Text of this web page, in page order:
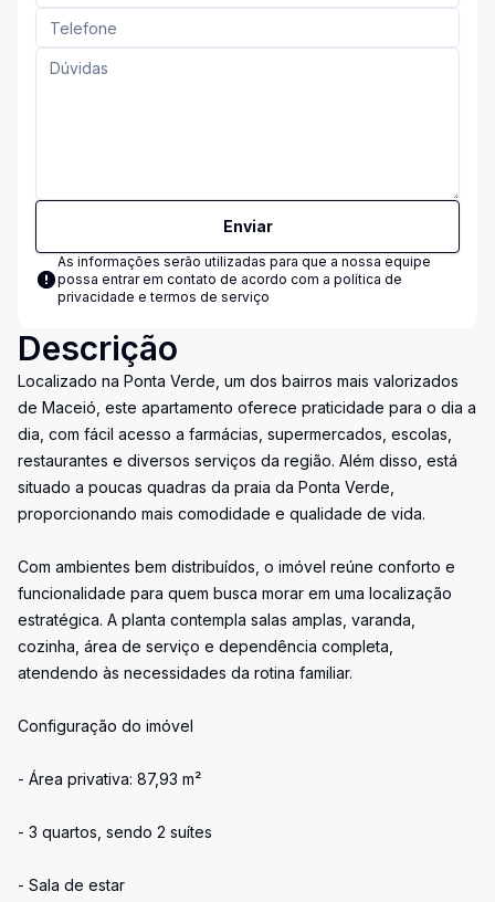
Enviar
As informações serão utilizadas para que a nossa equipe
possa entrar em contato de acordo com a política de
privacidade e termos de serviço
Descrição
Localizado na Ponta Verde, um dos bairros mais valorizados
de Maceió, este apartamento oferece praticidade para o dia a
dia, com fácil acesso a farmácias, supermercados, escolas,
restaurantes e diversos serviços da região. Além disso, está
situado a poucas quadras da praia da Ponta Verde,
proporcionando mais comodidade e qualidade de vida.
Com ambientes bem distribuídos, o imóvel reúne conforto e
funcionalidade para quem busca morar em uma localização
estratégica. A planta contempla salas amplas, varanda,
cozinha, área de serviço e dependência completa,
atendendo às necessidades da rotina familiar.
Configuração do imóvel
- Área privativa: 87,93 m²
- 3 quartos, sendo 2 suítes
- Sala de estar